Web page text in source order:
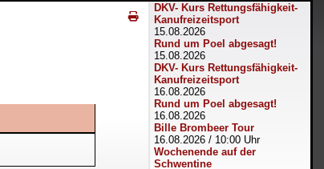
DKV- Kurs Rettungsfähigkeit-
Kanufreizeitsport
15.08.2026
Rund um Poel abgesagt!
15.08.2026
DKV- Kurs Rettungsfähigkeit-
Kanufreizeitsport
16.08.2026
Rund um Poel abgesagt!
16.08.2026
Bille Brombeer Tour
16.08.2026 / 10:00 Uhr
Wochenende auf der
Schwentine